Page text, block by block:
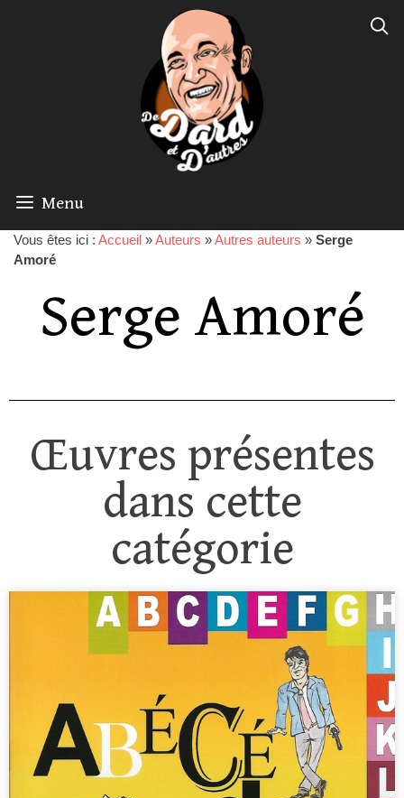
Menu
Vous êtes ici : Accueil »Auteurs »Autres auteurs » Serge
Amoré
Serge Amoré
Œuvres présentes
dans cette
catégorie